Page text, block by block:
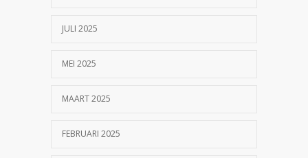
JULI 2025
MEI 2025
MAART 2025
FEBRUARI 2025